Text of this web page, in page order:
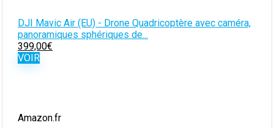
DJI Mavic Air (EU) - Drone Quadricoptère avec caméra,
panoramiques sphériques de...
399,00€
VOIR
Amazon.fr